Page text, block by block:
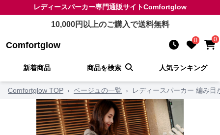
レディースパーカー専門通販サイトComfortglow
10,000円以上のご購入で送料無料
Comfortglow 0 0
新着商品 商品を検索 人気ランキング
Comfortglow TOP › ベージュの一覧 › レディースパーカー 編み